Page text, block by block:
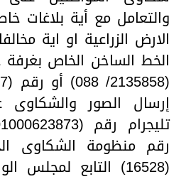
والتعامل مع أية بلاغات
الارض الزراعية او اية
الخط الساخن الخاص
إرسال الصور والشكاوى
رقم منظومة الشكاوى
(16528) التابع